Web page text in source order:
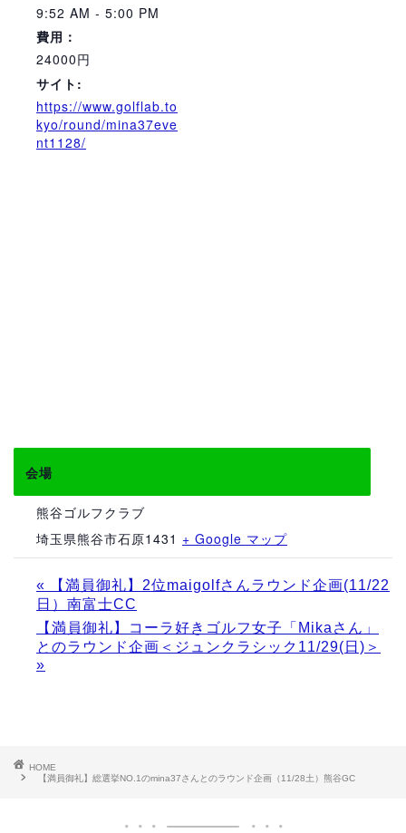
9:52 AM - 5:00 PM
費用：
24000円
サイト:
https://www.golflab.to
kyo/round/mina37eve
nt1128/
会場
熊谷ゴルフクラブ
埼玉県熊谷市石原1431 + Google マップ
« 【満員御礼】2位maigolfさんラウンド企画(11/22
日）南富士CC
【満員御礼】コーラ好きゴルフ女子「Mikaさん」
とのラウンド企画＜ジュンクラシック11/29(日)＞
»
HOME
【満員御礼】総選挙NO.1のmina37さんとのラウンド企画（11/28土）熊谷GC